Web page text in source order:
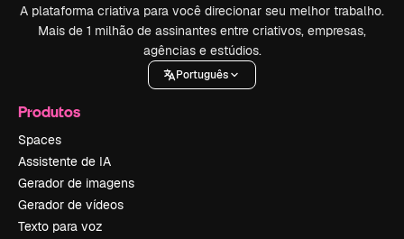
A plataforma criativa para você direcionar seu melhor trabalho.
Mais de 1 milhão de assinantes entre criativos, empresas,
agências e estúdios.
Português
Produtos
Spaces
Assistente de IA
Gerador de imagens
Gerador de vídeos
Texto para voz